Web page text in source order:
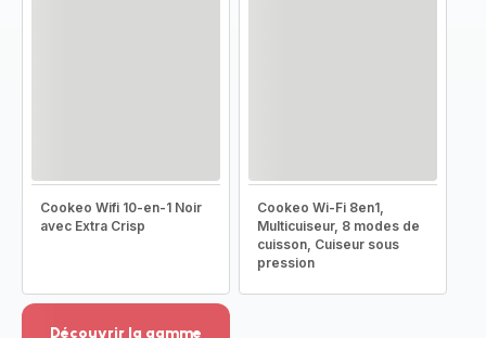
Cookeo Wifi 10-en-1 Noir
avec Extra Crisp
Cookeo Wi-Fi 8en1,
Multicuiseur, 8 modes de
cuisson, Cuiseur sous
pression
Découvrir la gamme